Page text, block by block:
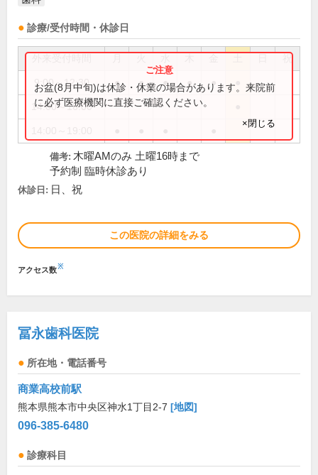
診療/受付時間・休診日
祝
9:00～12:30 ● ● ● ● ●
14:00～16:00
お盆(8月中旬)は休診・休業の場合があります。来院前
に必ず医療機関に直接ご確認ください。
×閉じる
備考: 木曜AMのみ 土曜16時まで
予約制 臨時休診あり
休診日: 日、祝
この医院の詳細をみる
アクセス数※
冨永歯科医院
所在地・電話番号
商業高校前駅
熊本県熊本市中央区神水1丁目2-7 [地図]
096-385-6480
診療科目